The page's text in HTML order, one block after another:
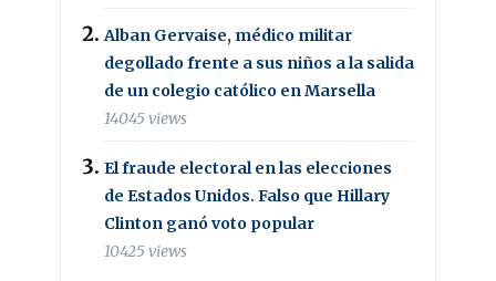
Alban Gervaise, médico militar
degollado frente a sus niños a la salida
de un colegio católico en Marsella
14045 views
El fraude electoral en las elecciones
de Estados Unidos. Falso que Hillary
Clinton ganó voto popular
10425 views